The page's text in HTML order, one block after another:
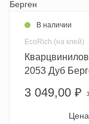
В наличии
EcoRich (на клей)
2053 Дуб
3 049,00 ₽